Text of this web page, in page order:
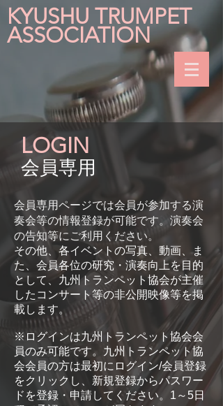
KYUSHU TRUMPET
ASSOCIATION
LOGIN
​会員専用
会員専用ページでは会員が参加する演
奏会等の情報登録が可能です。演奏会
の告知等にご利用ください。
その他、各イベントの写真、動画、ま
た、会員各位の研究・演奏向上を目的
として、九州トランペット協会が主催
したコンサート等の非公開映像等を掲
載します。
※ログインは九州トランペット協会会
員のみ可能です。九州トランペット協
会会員の方は最初にログイン/会員登録
をクリックし、新規登録からパスワー
ドを登録・申請してください。1～5日